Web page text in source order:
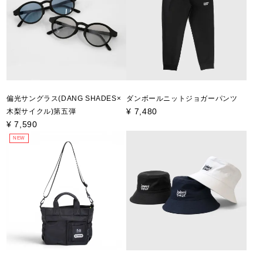
偏光サングラス(DANG SHADES×
木梨サイクル)第五弾
¥ 7,590
ダンボールニットジョガーパンツ
¥ 7,480
NEW